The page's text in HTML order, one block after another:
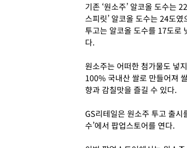
기존 ‘원소주’ 알코올 도수는
스피릿’ 알코올 도수는 24도였
투고는 알코올 도수를 17도로
다.
원소주는 어떠한 첨가물도 넣
100% 국내산 쌀로 만들어져
향과 감칠맛을 즐길 수 있다.
GS리테일은 원소주 투고 출
수’에서 팝업스토어를 연다.